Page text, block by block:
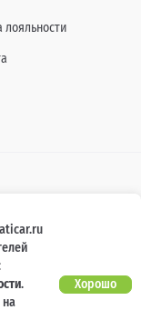
цветовой
сроках и условиях
носит информационный
офертой,
кодекса
обращайтесь к
.
на
Хорошо